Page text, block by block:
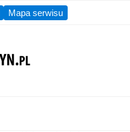
Mapa serwisu